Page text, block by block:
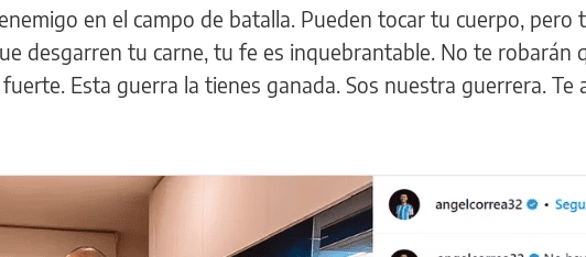
en el campo de batalla. Pueden tocar tu cuerpo, pero
desgarren tu carne, tu fe es inquebrantable. No te robarán
Esta guerra la tienes ganada. Sos nuestra guerrera. Te